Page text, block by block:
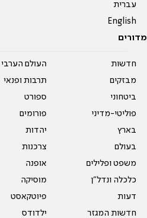
עברית
English
מדורים
חדשות
מבזקים
ביטחוני
פוליטי-מדיני
בארץ
בעולם
משפט ופלילים
כלכלה ונדל"ן
דעות
חדשות המגזר
העולם הערבי
תרבות ופנאי
ספורט
פורומים
יהדות
צרכנות
אופנה
מוסיקה
פיוטקאסט
ילדודס